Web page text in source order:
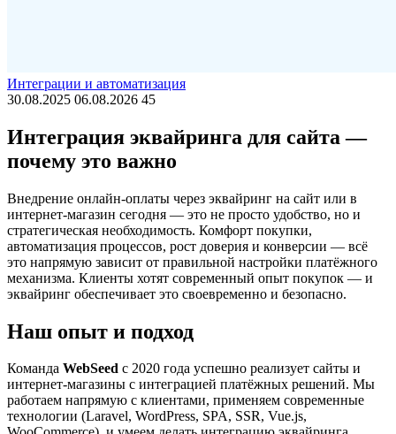
Интеграции и автоматизация
30.08.2025 06.08.2026 45
Интеграция эквайринга для сайта —
почему это важно
Внедрение онлайн-оплаты через эквайринг на сайт или в
интернет-магазин сегодня — это не просто удобство, но и
стратегическая необходимость. Комфорт покупки,
автоматизация процессов, рост доверия и конверсии — всё
это напрямую зависит от правильной настройки платёжного
механизма. Клиенты хотят современный опыт покупок — и
эквайринг обеспечивает это своевременно и безопасно.
Наш опыт и подход
Команда WebSeed с 2020 года успешно реализует сайты и
интернет-магазины с интеграцией платёжных решений. Мы
работаем напрямую с клиентами, применяем современные
технологии (Laravel, WordPress, SPA, SSR, Vue.js,